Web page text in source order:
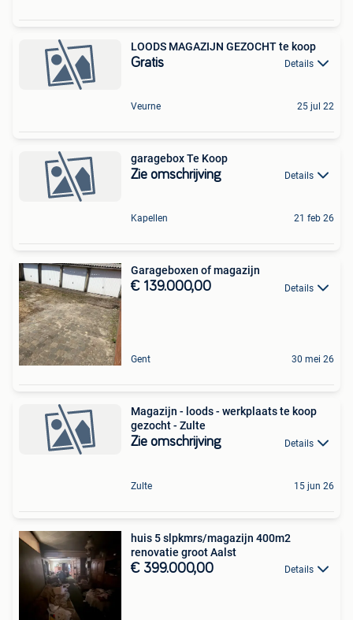
LOODS MAGAZIJN GEZOCHT te koop
Gratis Details
Veurne 25 jul 22
garagebox Te Koop
Zie omschrijving Details
Kapellen 21 feb 26
Garageboxen of magazijn
€ 139.000,00 Details
Gent 30 mei 26
Magazijn - loods - werkplaats te koop
gezocht - Zulte
Zie omschrijving Details
Zulte 15 jun 26
huis 5 slpkmrs/magazijn 400m2
renovatie groot Aalst
€ 399.000,00 Details